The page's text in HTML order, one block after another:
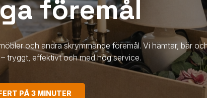
föremål
och andra skrymmande föremål. Vi hämtar, bär
tryggt, effektivt och med hög service.
PÅ 3 MINUTER